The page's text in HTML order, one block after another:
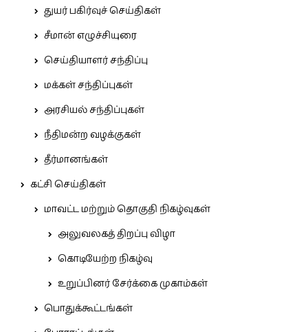
துயர் பகிர்வுச் செய்திகள்
சீமான் எழுச்சியுரை
செய்தியாளர் சந்திப்பு
மக்கள் சந்திப்புகள்
அரசியல் சந்திப்புகள்
நீதிமன்ற வழக்குகள்
தீர்மானங்கள்
கட்சி செய்திகள்
மாவட்ட மற்றும் தொகுதி நிகழ்வுகள்
அலுவலகத் திறப்பு விழா
கொடியேற்ற நிகழ்வு
உறுப்பினர் சேர்க்கை முகாம்கள்
பொதுக்கூட்டங்கள்